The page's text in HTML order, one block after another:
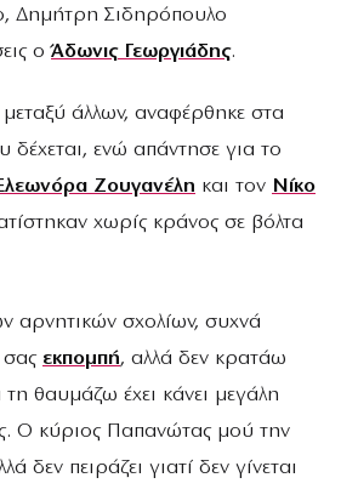
Δημήτρη Σιδηρόπουλο
οΆδωνις Γεωργιάδης.
άλλων, αναφέρθηκε στα
δέχεται, ενώ απάντησε για το
Ζουγανέλη και τον Νίκο
χωρίς κράνος σε βόλτα
αρνητικών σχολίων, συχνά
σας εκπομπή, αλλά δεν κρατάω
τη θαυμάζω έχει κάνει μεγάλη
Ο κύριος Παπανώτας μού την
δεν πειράζει γιατί δεν γίνεται